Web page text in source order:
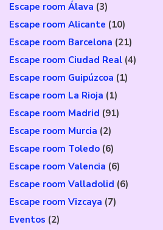
Escape room Álava (3)
Escape room Alicante (10)
Escape room Barcelona (21)
Escape room Ciudad Real (4)
Escape room Guipúzcoa (1)
Escape room La Rioja (1)
Escape room Madrid (91)
Escape room Murcia (2)
Escape room Toledo (6)
Escape room Valencia (6)
Escape room Valladolid (6)
Escape room Vizcaya (7)
Eventos (2)